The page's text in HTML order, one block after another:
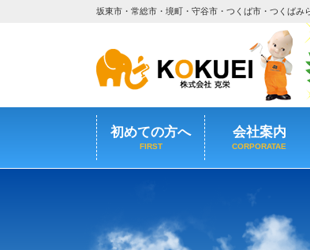
坂東市・常総市・境町・守谷市・つくば市・つくば
初めての方へ
FIRST
会社案内
CORPORATAE